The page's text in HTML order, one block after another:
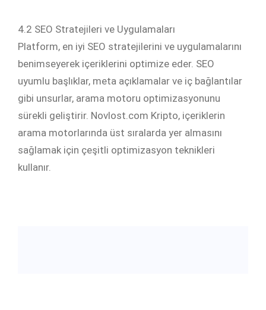
4.2 SEO Stratejileri ve Uygulamaları
Platform, en iyi SEO stratejilerini ve uygulamalarını
benimseyerek içeriklerini optimize eder. SEO
uyumlu başlıklar, meta açıklamalar ve iç bağlantılar
gibi unsurlar, arama motoru optimizasyonunu
sürekli geliştirir. Novlost.com Kripto, içeriklerin
arama motorlarında üst sıralarda yer almasını
sağlamak için çeşitli optimizasyon teknikleri
kullanır.